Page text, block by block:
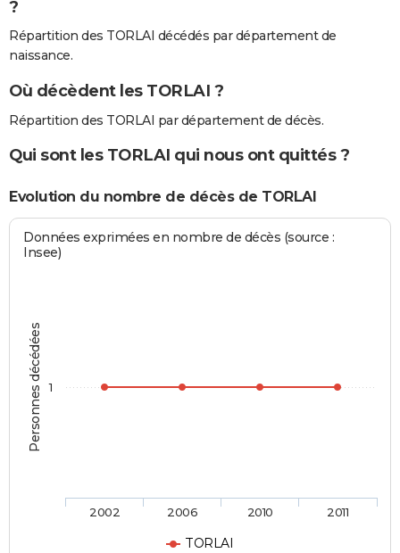
?
Répartition des TORLAI décédés par département de
naissance.
Où décèdent les TORLAI ?
Répartition des TORLAI par département de décès.
Qui sont les TORLAI qui nous ont quittés ?
Evolution du nombre de décès de TORLAI
Personnes décédées
Données exprimées en nombre de décès (source :
Insee)
TORLAI
2002 2006 2010 2011
1